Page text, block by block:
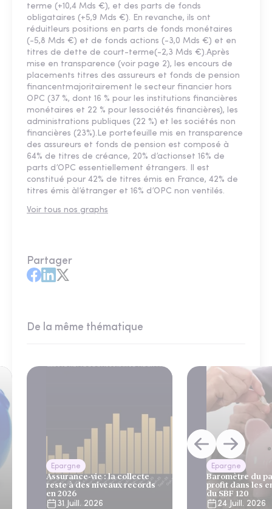
terme (+10,4 Mds €), et des parts de fonds
obligataires (+5,9 Mds €). En revanche, ils ont
réduitleurs positions en parts de fonds monétaires
(-5,8 Mds €) et de fonds actions (-3,0 Mds €) et en
titres de dette de court-terme(-2,3 Mds €).Après
mise en transparence (voir page 2), les encours de
placements titres des assureurs et fonds de pension
financentmajoritairement le secteur financier hors
OPC (37 %, dont 16 % pour les institutions financières
monétaires et 22 % pour lessociétés financières), les
administrations publiques (22 %) et les sociétés non
financières (23%).Le portefeuille mis en transparence
des assureurs et fonds de pension est composé à
64% de titres de créance, 20% d’actionset 16% de
parts d’OPC essentiellement étrangers. Il est
constitué pour 42% de titres émis en France, 42% de
titres émis àl’étranger et 16% d’OPC non ventilés.
Voir tous nos graphs
Partager
De la même thématique
Epargne
Assurance-vie : la collecte
reste à des niveaux records
en 2026
31 Juill. 2026
Epargne
Baromètre du
profit dans les
du SBF 120
24 Juill. 2026